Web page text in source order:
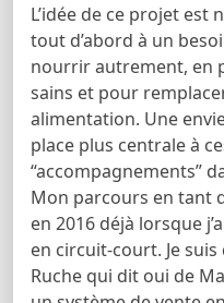
L’idée de ce projet est
tout d’abord à un
nourrir autrement, en
sains et pour
alimentation. Une
place plus centrale à
“accompagnements”
Mon parcours en tant
en 2016 déjà lorsque
en circuit-court. Je
Ruche qui dit oui de